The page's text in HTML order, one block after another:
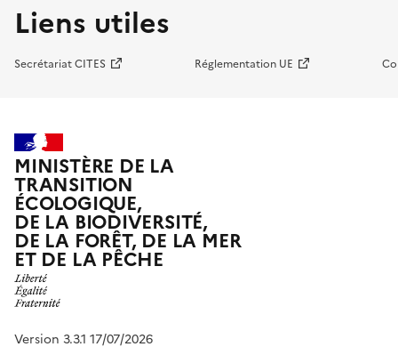
Liens utiles
Secrétariat CITES Réglementation UE
MINISTÈRE DE LA
TRANSITION
ÉCOLOGIQUE,
DE LA BIODIVERSITÉ,
DE LA FORÊT, DE LA MER
ET DE LA PÊCHE
Version 3.3.1 17/07/2026